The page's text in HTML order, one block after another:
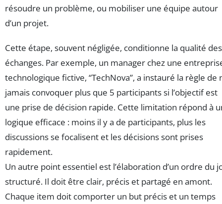
résoudre un problème, ou mobiliser une équipe autour
d’un projet.
Cette étape, souvent négligée, conditionne la qualité des
échanges. Par exemple, un manager chez une
technologique fictive, “TechNova”, a instauré la règle de
jamais convoquer plus que 5 participants si l’objectif est
une prise de décision rapide. Cette limitation répond à
logique efficace : moins il y a de participants, plus les
discussions se focalisent et les décisions sont prises
rapidement.
Un autre point essentiel est l’élaboration d’un ordre du
structuré. Il doit être clair, précis et partagé en amont.
Chaque item doit comporter un but précis et un temps